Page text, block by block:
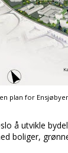
plan for
å utvikle
boliger,